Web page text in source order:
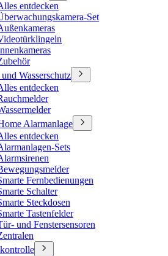
entdecken
Set
Wasserschutz
entdecken
Alarmanlage
entdecken
Sets
Fernbedienungen
Schalter
Steckdosen
Tastenfelder
und Fenstersensoren